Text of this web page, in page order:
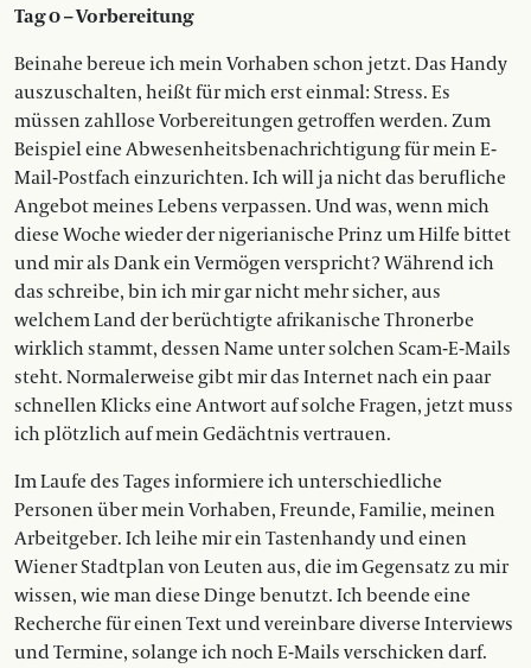
Tag 0 – Vorbereitung
Beinahe bereue ich mein Vorhaben schon jetzt. Das Handy
auszuschalten, heißt für mich erst einmal: Stress. Es
müssen zahllose Vorbereitungen getroffen werden. Zum
Beispiel eine Abwesenheitsbenachrichtigung für mein E-
Mail-Postfach einzurichten. Ich will ja nicht das berufliche
Angebot meines Lebens verpassen. Und was, wenn mich
diese Woche wieder der nigerianische Prinz um Hilfe bittet
und mir als Dank ein Vermögen verspricht? Während ich
das schreibe, bin ich mir gar nicht mehr sicher, aus
welchem Land der berüchtigte afrikanische Thronerbe
wirklich stammt, dessen Name unter solchen Scam-E-Mails
steht. Normalerweise gibt mir das Internet nach ein paar
schnellen Klicks eine Antwort auf solche Fragen, jetzt muss
ich plötzlich auf mein Gedächtnis vertrauen.
Im Laufe des Tages informiere ich unterschiedliche
Personen über mein Vorhaben, Freunde, Familie, meinen
Arbeitgeber. Ich leihe mir ein Tastenhandy und einen
Wiener Stadtplan von Leuten aus, die im Gegensatz zu mir
wissen, wie man diese Dinge benutzt. Ich beende eine
Recherche für einen Text und vereinbare diverse Interviews
und Termine, solange ich noch E-Mails verschicken darf.